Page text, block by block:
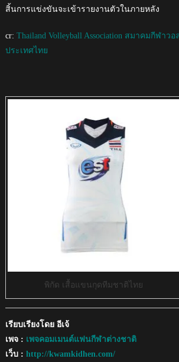
สิ้นการแข่งขันจะเข้ารายงานตัวในภายหลัง
cr: Thailand Volleyball Association สมาคมกีฬาว
ประเทศไทย
พิกัด เสื้อแขนกุดทีมชาติไทย
เรียบเรียงโดย อีเจ้
เพจ : เพจคอมเมนต์แฟนกีฬาต่างชาติ
เว็บ : http://kwamkidhen.com/